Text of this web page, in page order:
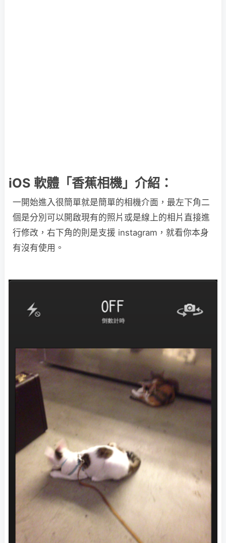
iOS 軟體「香蕉相機」介紹：
一開始進入很簡單就是簡單的相機介面，最左下角二
個是分別可以開啟現有的照片或是線上的相片直接進
行修改，右下角的則是支援 instagram，就看你本身
有沒有使用。